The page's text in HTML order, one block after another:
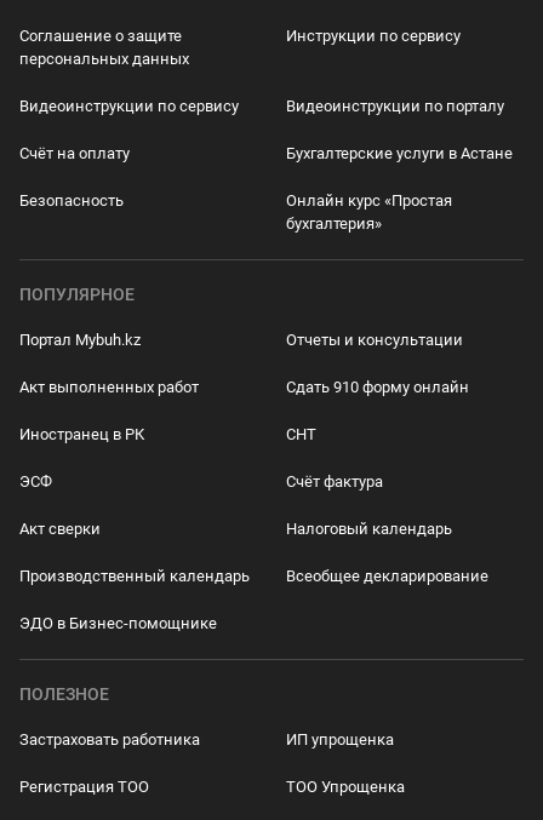
Соглашение о защите
персональных данных
Инструкции по сервису
Видеоинструкции по сервису Видеоинструкции по порталу
Счёт на оплату Бухгалтерские услуги в Астане
Безопасность
Онлайн курс «Простая
бухгалтерия»
ПОПУЛЯРНОЕ
Портал Mybuh.kz Отчеты и консультации
Акт выполненных работ Сдать 910 форму онлайн
Иностранец в РК СНТ
ЭСФ Счёт фактура
Акт сверки Налоговый календарь
Производственный календарь Всеобщее декларирование
ЭДО в Бизнес-помощнике
ПОЛЕЗНОЕ
Застраховать работника ИП упрощенка
Регистрация ТОО ТОО Упрощенка